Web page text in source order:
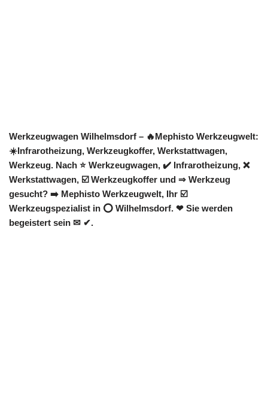
Werkzeugwagen Wilhelmsdorf – 🔥Mephisto Werkzeugwelt:
☀️Infrarotheizung, Werkzeugkoffer, Werkstattwagen,
Werkzeug. Nach ⭐ Werkzeugwagen, ✔️ Infrarotheizung, ❌
Werkstattwagen, ☑️ Werkzeugkoffer und ⇒ Werkzeug
gesucht? ➡️ Mephisto Werkzeugwelt, Ihr ☑️
Werkzeugspezialist in ⭕ Wilhelmsdorf. ❤ Sie werden
begeistert sein ✉ ✔.